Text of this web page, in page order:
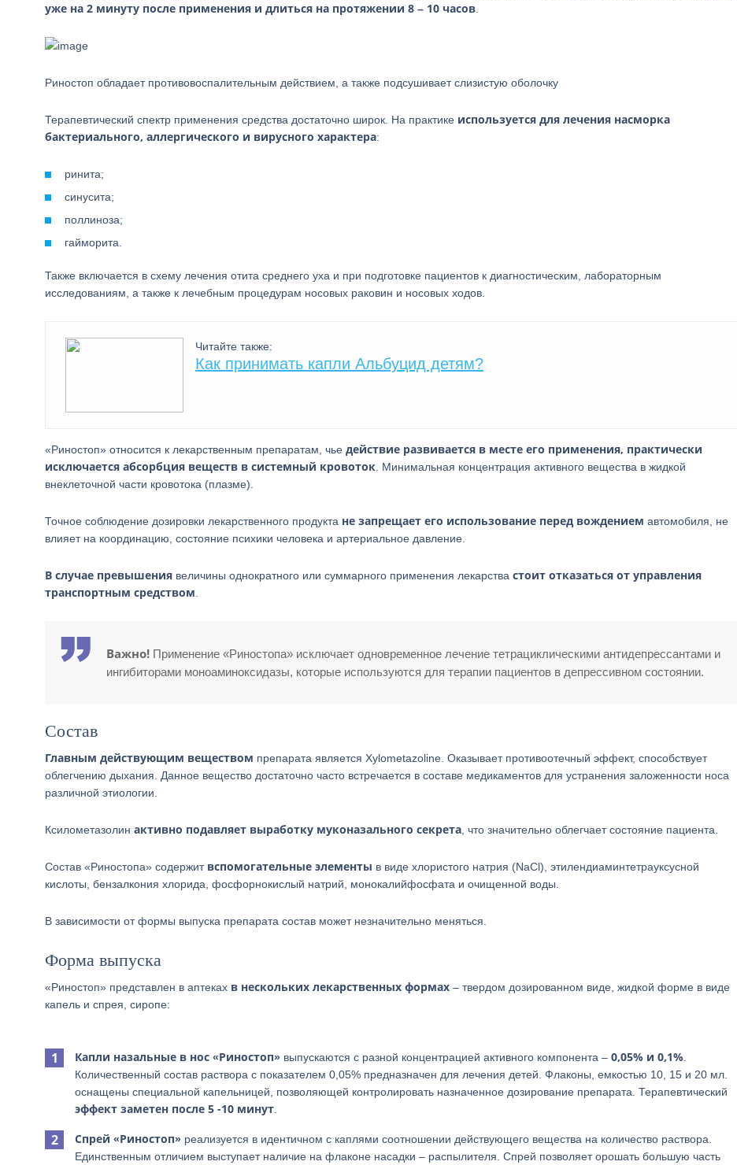
уже на 2 минуту после применения и длиться на протяжении 8 – 10 часов
Риностоп обладает противовоспалительным действием, а также подсушивает слизистую оболочку
Терапевтический спектр применения средства достаточно широк. На практике используется для лечения насморка
бактериального, аллергического и вирусного характера:
ринита;
синусита;
поллиноза;
гайморита.
Также включается в схему лечения отита среднего уха и при подготовке пациентов к диагностическим, лабораторным
исследованиям, а также к лечебным процедурам носовых раковин и носовых ходов.
Читайте также:
Как принимать капли Альбуцид детям?
«Риностоп» относится к лекарственным препаратам, чье действие развивается в месте его применения, практически
исключается абсорбция веществ в системный кровоток . Минимальная концентрация активного вещества в жидкой
внеклеточной части кровотока (плазме).
Точное соблюдение дозировки лекарственного продукта не запрещает его использование перед вождением автомобиля, не
влияет на координацию, состояние психики человека и артериальное давление.
В случае превышения величины однократного или суммарного применения лекарства стоит отказаться от управления
транспортным средством
Важно! Применение «Риностопа» исключает одновременное лечение тетрациклическими антидепрессантами и
ингибиторами моноаминоксидазы, которые используются для терапии пациентов в депрессивном состоянии.
Состав
Главным действующим веществом препарата является Xylometazoline. Оказывает противоотечный эффект, способствует
облегчению дыхания. Данное вещество достаточно часто встречается в составе медикаментов для устранения заложенности носа
различной этиологии.
Ксилометазолин активно подавляет выработку муконазального секрета , что значительно облегчает состояние пациента.
Состав «Риностопа» содержит вспомогательные элементы в виде хлористого натрия (NaCl), этилендиаминтетрауксусной
кислоты, бензалкония хлорида, фосфорнокислый натрий, монокалийфосфата и очищенной воды.
В зависимости от формы выпуска препарата состав может незначительно меняться.
Форма выпуска
«Риностоп» представлен в аптеках в нескольких лекарственных формах – твердом дозированном виде, жидкой форме в виде
капель и спрея, сиропе:
Капли назальные в нос «Риностоп» выпускаются с разной концентрацией активного компонента – 0,05% и 0,1%
Количественный состав раствора с показателем 0,05% предназначен для лечения детей. Флаконы, емкостью 10, 15 и 20 мл.
оснащены специальной капельницей, позволяющей контролировать назначенное дозирование препарата. Терапевтический
эффект заметен после 5 -10 минут
Спрей «Риностоп» реализуется в идентичном с каплями соотношении действующего вещества на количество раствора.
Единственным отличием выступает наличие на флаконе насадки – распылителя. Спрей позволяет орошать большую часть